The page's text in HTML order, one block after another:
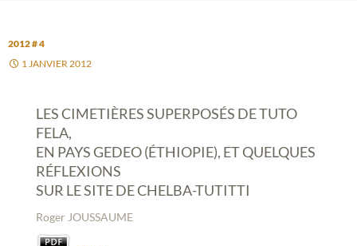
2012 # 4
1 JANVIER 2012
LES CIMETIÈRES SUPERPOSÉS DE TUTO
FELA,
EN PAYS GEDEO (ÉTHIOPIE), ET QUELQUES
RÉFLEXIONS
SUR LE SITE DE CHELBA-TUTITTI
Roger JOUSSAUME